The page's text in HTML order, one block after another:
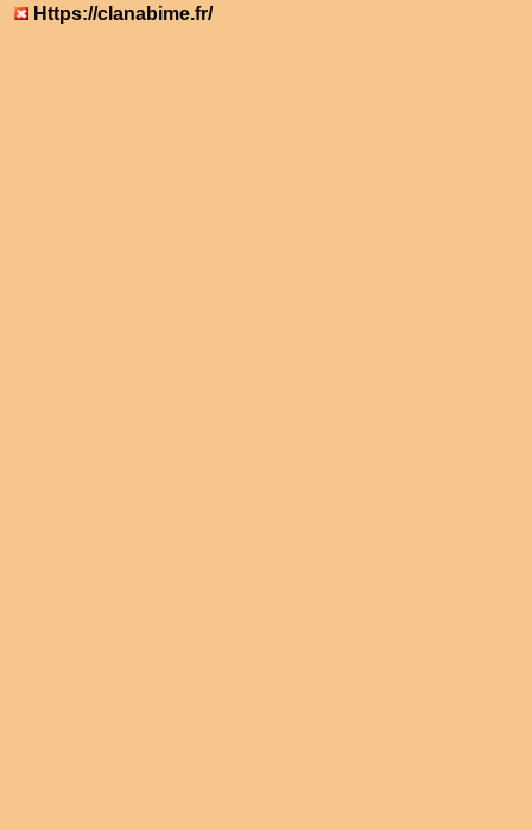
Https://clanabime.fr/